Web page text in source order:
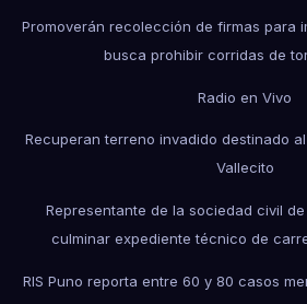
Promoverán recolección de firmas para
busca prohibir corridas de
Radio en Vivo
Recuperan terreno invadido destinado
Vallecito
Representante de la sociedad civil
culminar expediente técnico de
RIS Puno reporta entre 60 y 80 casos